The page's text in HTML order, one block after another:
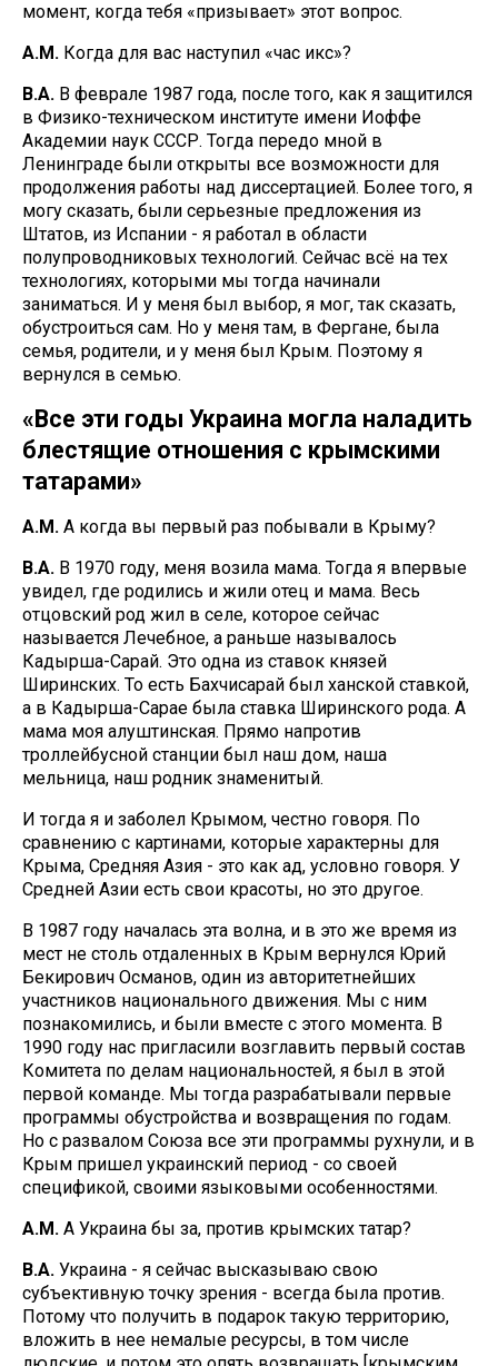
момент, когда тебя «призывает» этот вопрос.
А.М. Когда для вас наступил «час икс»?
В.А. В феврале 1987 года, после того, как я защитился
в Физико-техническом институте имени Иоффе
Академии наук СССР. Тогда передо мной в
Ленинграде были открыты все возможности для
продолжения работы над диссертацией. Более того, я
могу сказать, были серьезные предложения из
Штатов, из Испании - я работал в области
полупроводниковых технологий. Сейчас всё на тех
технологиях, которыми мы тогда начинали
заниматься. И у меня был выбор, я мог, так сказать,
обустроиться сам. Но у меня там, в Фергане, была
семья, родители, и у меня был Крым. Поэтому я
вернулся в семью.
«Все эти годы Украина могла наладить
блестящие отношения с крымскими
татарами»
А.М. А когда вы первый раз побывали в Крыму?
В.А. В 1970 году, меня возила мама. Тогда я впервые
увидел, где родились и жили отец и мама. Весь
отцовский род жил в селе, которое сейчас
называется Лечебное, а раньше называлось
Кадырша-Сарай. Это одна из ставок князей
Ширинских. То есть Бахчисарай был ханской ставкой,
а в Кадырша-Сарае была ставка Ширинского рода. А
мама моя алуштинская. Прямо напротив
троллейбусной станции был наш дом, наша
мельница, наш родник знаменитый.
И тогда я и заболел Крымом, честно говоря. По
сравнению с картинами, которые характерны для
Крыма, Средняя Азия - это как ад, условно говоря. У
Средней Азии есть свои красоты, но это другое.
В 1987 году началась эта волна, и в это же время из
мест не столь отдаленных в Крым вернулся Юрий
Бекирович Османов, один из авторитетнейших
участников национального движения. Мы с ним
познакомились, и были вместе с этого момента. В
1990 году нас пригласили возглавить первый состав
Комитета по делам национальностей, я был в этой
первой команде. Мы тогда разрабатывали первые
программы обустройства и возвращения по годам.
Но с развалом Союза все эти программы рухнули, и в
Крым пришел украинский период - со своей
спецификой, своими языковыми особенностями.
А.М. А Украина бы за, против крымских татар?
В.А. Украина - я сейчас высказываю свою
субъективную точку зрения - всегда была против.
Потому что получить в подарок такую территорию,
вложить в нее немалые ресурсы, в том числе